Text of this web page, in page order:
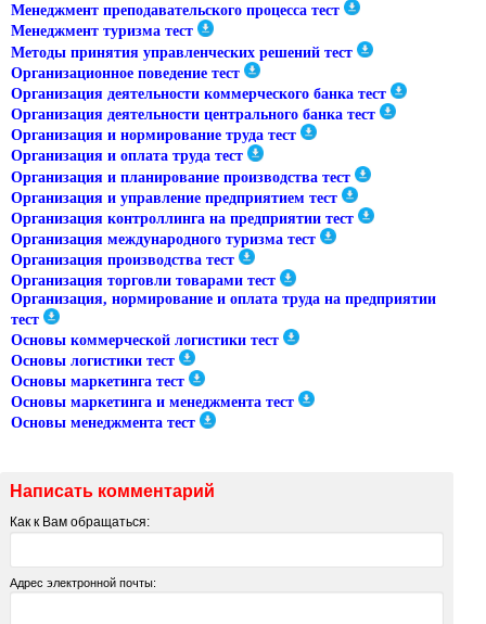
Менеджмент преподавательского процесса тест
Менеджмент туризма тест
Методы принятия управленческих решений тест
Организационное поведение тест
Организация деятельности коммерческого банка тест
Организация деятельности центрального банка тест
Организация и нормирование труда тест
Организация и оплата труда тест
Организация и планирование производства тест
Организация и управление предприятием тест
Организация контроллинга на предприятии тест
Организация международного туризма тест
Организация производства тест
Организация торговли товарами тест
Организация, нормирование и оплата труда на предприятии
тест
Основы коммерческой логистики тест
Основы логистики тест
Основы маркетинга тест
Основы маркетинга и менеджмента тест
Основы менеджмента тест
Написать комментарий
Как к Вам обращаться:
Адрес электронной почты: